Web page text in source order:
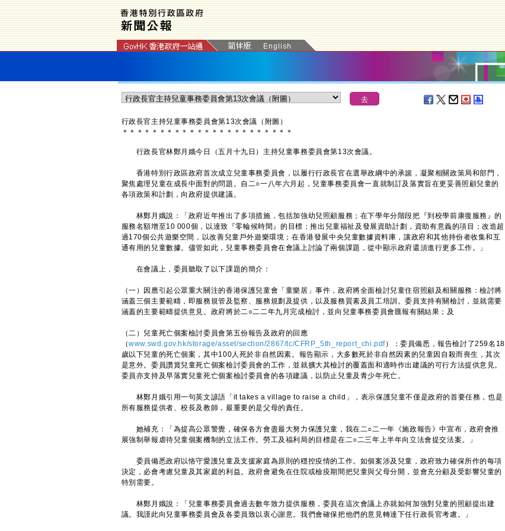
行政長官主持兒童事務委員會第13次會議（附圖）
＊ ＊ ＊ ＊ ＊ ＊ ＊ ＊ ＊ ＊ ＊ ＊ ＊ ＊ ＊ ＊ ＊ ＊ ＊ ＊ ＊ ＊ ＊
行政長官林鄭月娥今日（五月十九日）主持兒童事務委員會第13次會議。
香港特別行政區政府首次成立兒童事務委員會，以履行行政長官在選舉政綱中的承諾，凝聚相關政策局和部門，
聚焦處理兒童在成長中面對的問題。自二○一八年六月起，兒童事務委員會一直就制訂及落實旨在更妥善照顧兒童的
各項政策和計劃，向政府提供建議。
林鄭月娥說：「政府近年推出了多項措施，包括加強幼兒照顧服務；在下學年分階段把『到校學前康復服務』的
服務名額增至10 000個，以達致『零輪候時間』的目標；推出兒童福祉及發展資助計劃，資助有意義的項目；改造超
過170個公共遊樂空間，以改善兒童戶外遊樂環境；在香港發展中央兒童數據資料庫，讓政府和其他持份者收集和互
通有用的兒童數據。儘管如此，兒童事務委員會在會議上討論了兩個課題，從中顯示政府還須進行更多工作。」
在會議上，委員聽取了以下課題的簡介：
（一）因應引起公眾重大關注的香港保護兒童會「童樂居」事件，政府將全面檢討兒童住宿照顧及相關服務：檢討將
涵蓋三個主要範疇，即服務規管及監察、服務規劃及提供，以及服務質素及員工培訓。委員支持有關檢討，並就需要
涵蓋的主要範疇提供意見。政府將於二○二二年九月完成檢討，並向兒童事務委員會匯報有關結果；及
（二）兒童死亡個案檢討委員會第五份報告及政府的回應
（www.swd.gov.hk/storage/asset/section/2867/tc/CFRP_5th_report_chi.pdf）：委員備悉，報告檢討了259名18
歲以下兒童的死亡個案，其中100人死於非自然因素。報告顯示，大多數死於非自然因素的兒童因自殺而喪生，其次
是意外。委員讚賞兒童死亡個案檢討委員會的工作，並就擴大其檢討的覆蓋面和適時作出建議的可行方法提供意見。
委員亦支持及早落實兒童死亡個案檢討委員會的各項建議，以防止兒童及青少年死亡。
林鄭月娥引用一句英文諺語「it takes a village to raise a child」，表示保護兒童不僅是政府的首要任務，也是
所有服務提供者、校長及教師，最重要的是父母的責任。
她補充：「為提高公眾警覺，確保各方會盡最大努力保護兒童，我在二○二一年《施政報告》中宣布，政府會推
展強制舉報虐待兒童個案機制的立法工作。勞工及福利局的目標是在二○二三年上半年向立法會提交法案。」
委員備悉政府以恪守愛護兒童及支援家庭為原則的穩控疫情的工作。如個案涉及兒童，政府致力確保所作的每項
決定，必會考慮兒童及其家庭的利益。政府會避免在住院或檢疫期間把兒童與父母分開，並會充分顧及受影響兒童的
特別需要。
林鄭月娥說：「兒童事務委員會過去數年致力提供服務，委員在這次會議上亦就如何加強對兒童的照顧提出建
議。我謹此向兒童事務委員會及各委員致以衷心謝意。我們會確保把他們的意見轉達下任行政長官考慮。」